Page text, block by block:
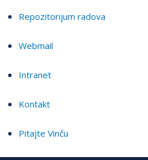
Repozitorijum radova
Webmail
Intranet
Kontakt
Pitajte Vinču